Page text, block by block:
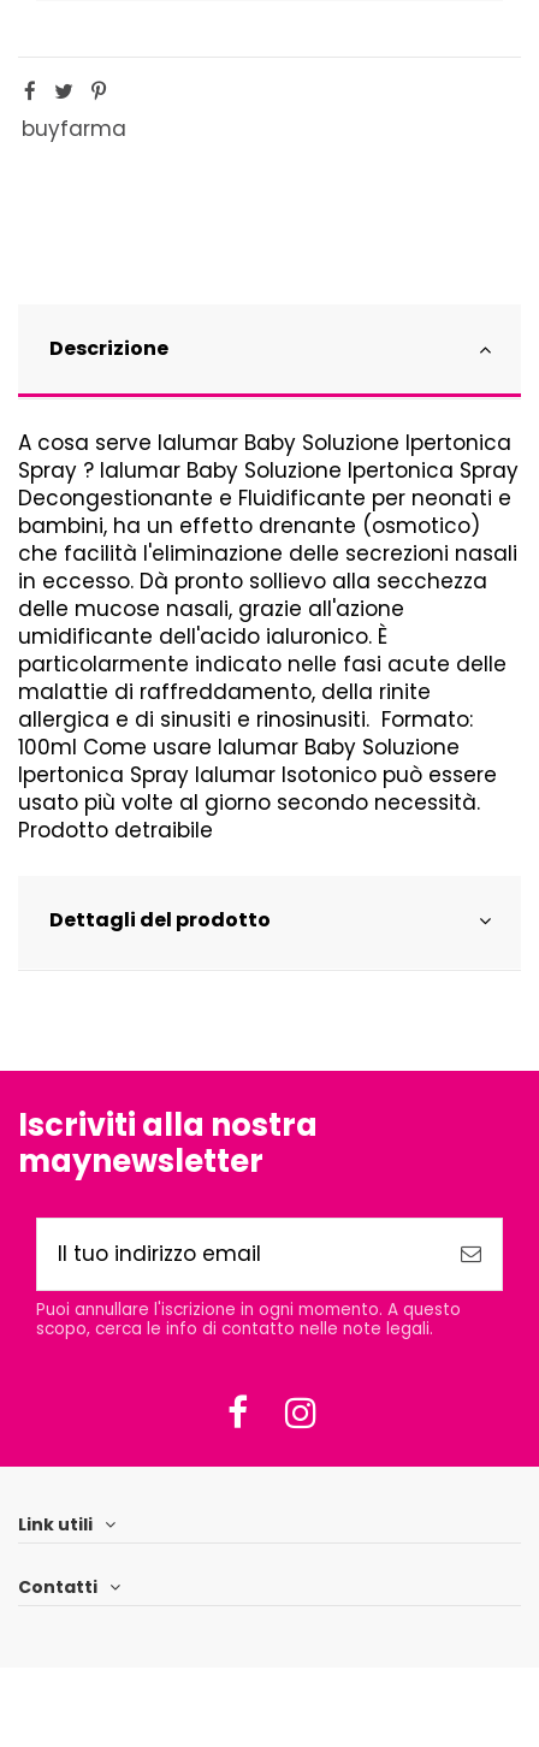
buyfarma
Descrizione
A cosa serve Ialumar Baby Soluzione Ipertonica
Spray ? Ialumar Baby Soluzione Ipertonica Spray
Decongestionante e Fluidificante per neonati e
bambini, ha un effetto drenante (osmotico)
che facilità l'eliminazione delle secrezioni nasali
in eccesso. Dà pronto sollievo alla secchezza
delle mucose nasali, grazie all'azione
umidificante dell'acido ialuronico. È
particolarmente indicato nelle fasi acute delle
malattie di raffreddamento, della rinite
allergica e di sinusiti e rinosinusiti. Formato:
100ml Come usare Ialumar Baby Soluzione
Ipertonica Spray Ialumar Isotonico può essere
usato più volte al giorno secondo necessità.
Prodotto detraibile
Dettagli del prodotto
Iscriviti alla nostra
maynewsletter
Puoi annullare l'iscrizione in ogni momento. A questo
scopo, cerca le info di contatto nelle note legali.
Link utili
Contatti